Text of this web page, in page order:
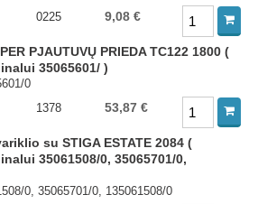
0225 9,08 €
PJAUTUVŲ PRIEDA TC122 1800 (
35065601/ )
0
1378 53,87 €
su STIGA ESTATE 2084 (
35061508/0, 35065701/0,
0, 35065701/0, 135061508/0